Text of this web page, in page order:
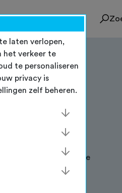
Daarom
en
toekomst. We leggen je
bij ons op kan
laten verlopen,
het verkeer te
te personaliseren
privacy is
zelf beheren.